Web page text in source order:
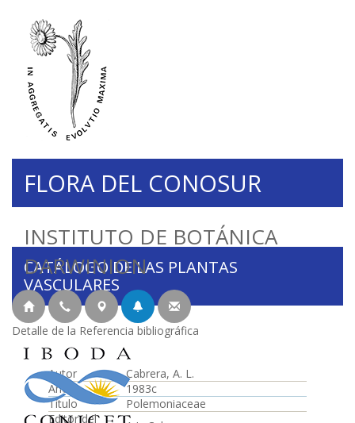
INSTITUTO DE BOTÁNICA
DARWINION
FLORA DEL CONOSUR
CATÁLOGO DE LAS PLANTAS
VASCULARES
Detalle de la Referencia bibliográfica
Autor
Cabrera, A. L.
Año
1983c
Título
Polemoniaceae
Editor del